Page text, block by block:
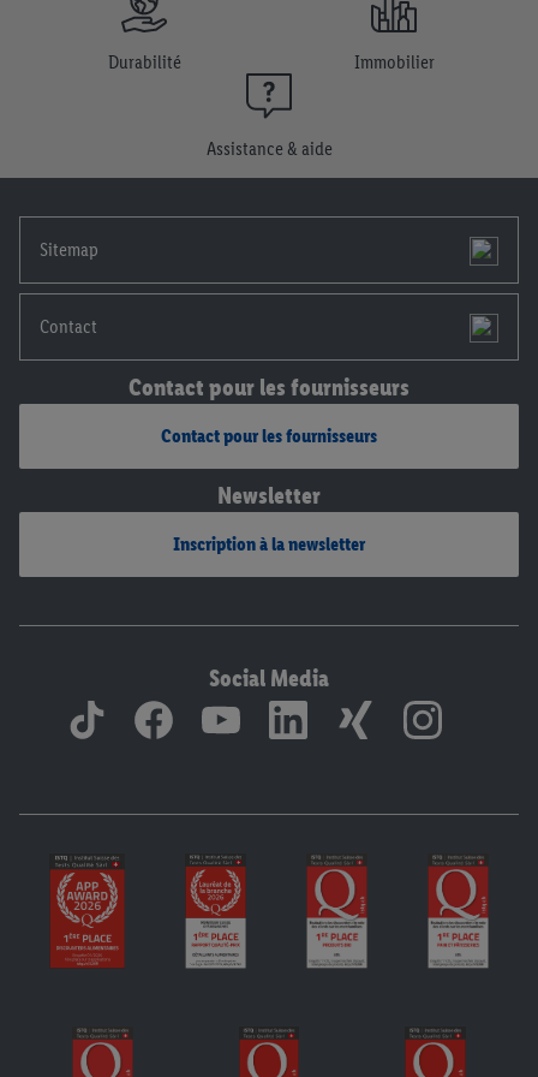
Durabilité Immobilier
Assistance & aide
Sitemap
Contact
Contact pour les fournisseurs
Contact pour les fournisseurs
Newsletter
Inscription à la newsletter
Social Media
conservation des données et sur ton droit de révoquer ton
consentement à tout moment avec effet pour l’avenir, dans
déclaration de confidentialité